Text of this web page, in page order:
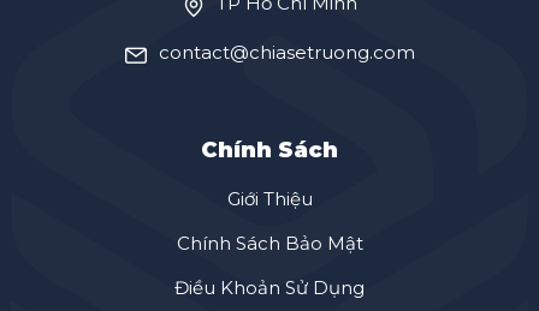
contact@chiasetruong.com
Chính Sách
Giới Thiệu
Chính Sách Bảo Mật
Điều Khoản Sử Dụng